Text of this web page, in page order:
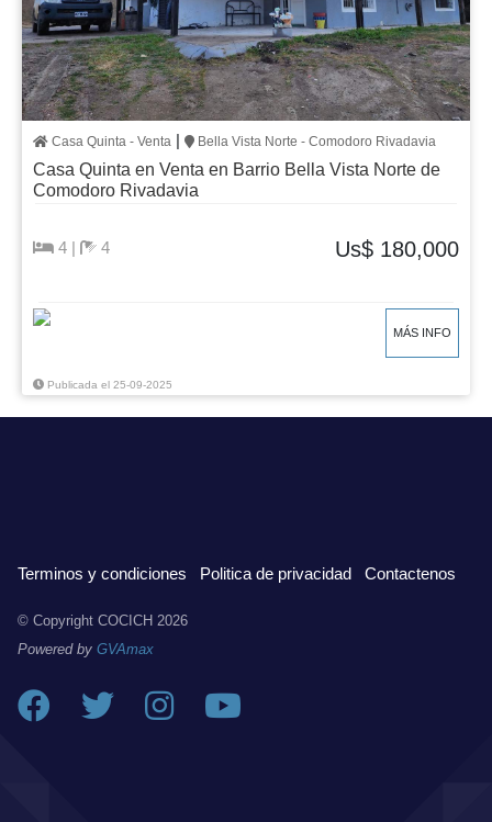
Casa Quinta - Venta | Bella Vista Norte - Comodoro Rivadavia
Casa Quinta en Venta en Barrio Bella Vista Norte de
Comodoro Rivadavia
4 | 4 Us$ 180,000
MÁS INFO
Publicada el 25-09-2025
Terminos y condiciones Politica de privacidad Contactenos
© Copyright COCICH 2026
Powered by GVAmax